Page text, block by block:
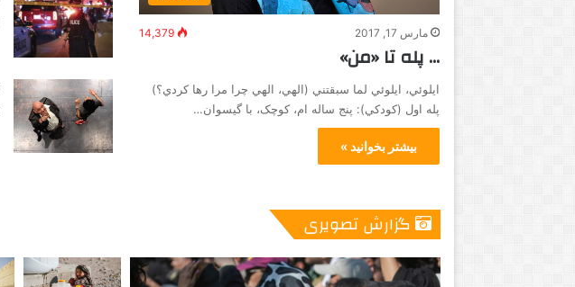
مارس 17, 2017 14,379
… پله تا «من»
ايلوئي، ايلوئي لما سبقتني (الهي، الهي چرا مرا رها کردي؟)
پله اول (کودکي): پنج ساله ام، کوچک، با گيسوان…
بیشتر بخوانید »
گزارش تصویری